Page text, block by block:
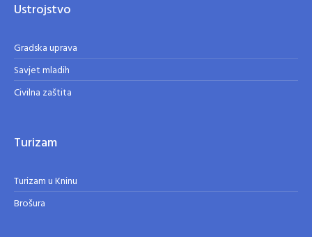
Ustrojstvo
Gradska uprava
Savjet mladih
Civilna zaštita
Turizam
Turizam u Kninu
Brošura